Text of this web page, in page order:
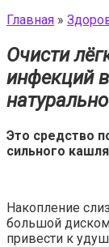
Главная »
Очисти
инфекций
Это средство
сильного
Накопление
большой
привести к